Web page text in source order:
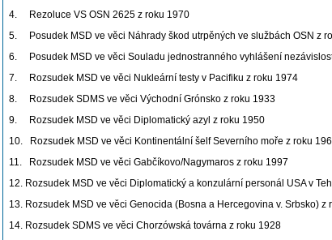
4. Rezoluce VS OSN 2625 z roku 1970
5. Posudek MSD ve věci Náhrady škod utrpěných ve službách OSN z
6. Posudek MSD ve věci Souladu jednostranného vyhlášení
7. Rozsudek MSD ve věci Nukleární testy v Pacifiku z roku 1974
8. Rozsudek SDMS ve věci Východní Grónsko z roku 1933
9. Rozsudek MSD ve věci Diplomatický azyl z roku 1950
10. Rozsudek MSD ve věci Kontinentální šelf Severního moře z roku
11. Rozsudek MSD ve věci Gabčíkovo/Nagymaros z roku 1997
12. Rozsudek MSD ve věci Diplomatický a konzulární personál USA v
13. Rozsudek MSD ve věci Genocida (Bosna a Hercegovina v. Srbsko) z
14. Rozsudek SDMS ve věci Chorzówská továrna z roku 1928